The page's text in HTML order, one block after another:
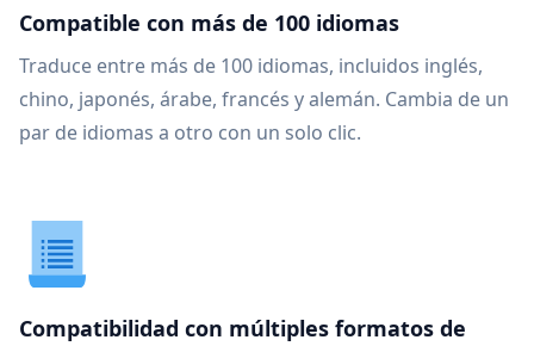
Compatible con más de 100 idiomas
Traduce entre más de 100 idiomas, incluidos inglés,
chino, japonés, árabe, francés y alemán. Cambia de un
par de idiomas a otro con un solo clic.
Compatibilidad con múltiples formatos de